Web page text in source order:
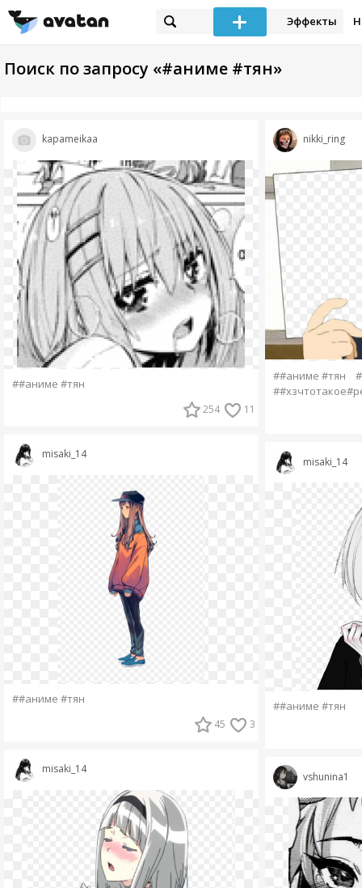
Эффекты
Поиск по запросу «#аниме #тян»
kapameikaa
##аниме #тян
254 11
misaki_14
##аниме #тян
45 3
misaki_14
nikki_ring
##аниме #тян
misaki_14
##аниме #тян
vshunina1